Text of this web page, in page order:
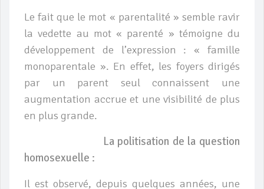
Le fait que le mot « parentalité » semble ravir
la vedette au mot « parenté » témoigne du
développement de l’expression : « famille
monoparentale ». En effet, les foyers dirigés
par un parent seul connaissent une
augmentation accrue et une visibilité de plus
en plus grande.
La politisation de la question
homosexuelle :
Il est observé, depuis quelques années, une